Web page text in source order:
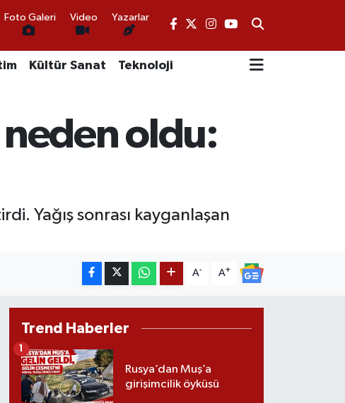
Foto Galeri Video Yazarlar
Kültür Sanat Teknoloji
neden oldu:
Yağış sonrası kayganlaşan
A- A+
Trend Haberler
Rusya’dan Muş’a
girişimcilik öyküsü
1